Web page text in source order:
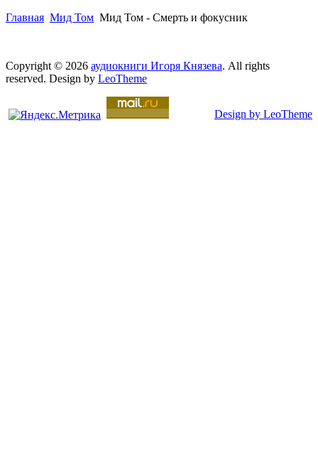
Главная Мид Том Мид Том - Смерть и фокусник
Copyright © 2026 аудиокниги Игоря Князева. All rights
reserved. Design by LeoTheme
Design by LeoTheme